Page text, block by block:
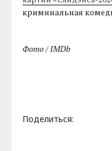
криминальная
Фото / IMDb
Поделиться: